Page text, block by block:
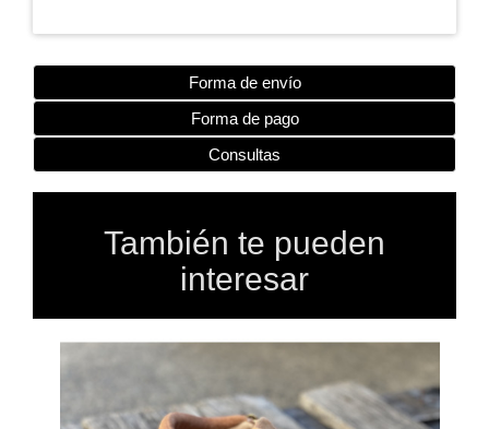
Forma de envío
Forma de pago
Consultas
También te pueden
interesar